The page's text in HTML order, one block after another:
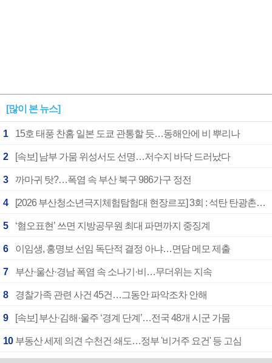
[많이 본 뉴스]
1 15호 태풍 찬홈 일본 도쿄 관통할 듯…동해안에 비 뿌리나
2 [속보] 남부 가뭄 위성서도 선명…저수지 바닥 드러났다
3 까마귀 탓?…폭염 속 부산 북구 986가구 정전
4 [2026 부산청소년극지체험탐험대 현장르포] 3회 : 석탄 탄광촌에서 북극 연구의 중심지로
5 ‘혐오표현’ 쓰면 지방공무원 최대 파면까지 중징계
6 이임생, 홍명보 선임 독단적 결정 아냐…면담 메모 제출
7 부산·울산·경남 폭염 속 소나기·비…무더위는 지속
8 경찰가족 관련 사건 45건…그동안 파악조차 안해
9 [속보] 부산·김해·울주 ‘경계 단계’…전국 48개 시군 가뭄
10 부동산 세제 의견 수천건 쇄도…정부 '비거주 요건' 등 고심